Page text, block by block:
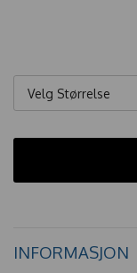
Velg Størrelse
INFORMASJON